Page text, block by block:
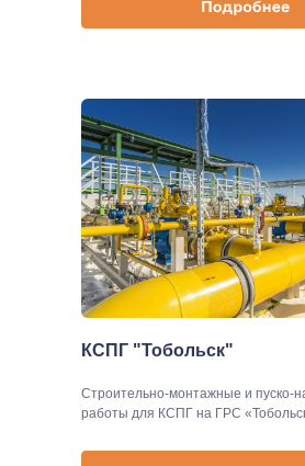
КСПГ "Тобольск"
Строительно-монтажные и пуско-
работы для КСПГ на ГРС